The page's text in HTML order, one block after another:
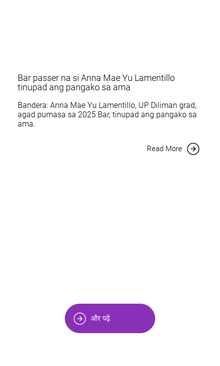
Bar passer na si Anna Mae Yu Lamentillo
tinupad ang pangako sa ama
Bandera: Anna Mae Yu Lamentillo, UP Diliman grad,
agad pumasa sa 2025 Bar, tinupad ang pangako sa
ama.
Read More
और पढ़ें